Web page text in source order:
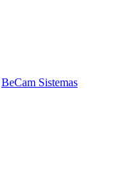
BeCam Sistemas